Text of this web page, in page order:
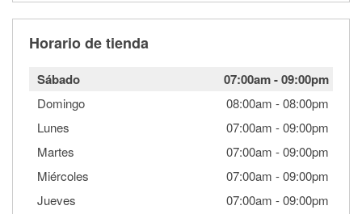
Horario de tienda
Sábado 07:00am-09:00pm
Domingo 08:00am -08:00pm
Lunes
07:00am -09:00pm
Martes
07:00am -09:00pm
Miércoles
07:00am -09:00pm
Jueves
07:00am -09:00pm